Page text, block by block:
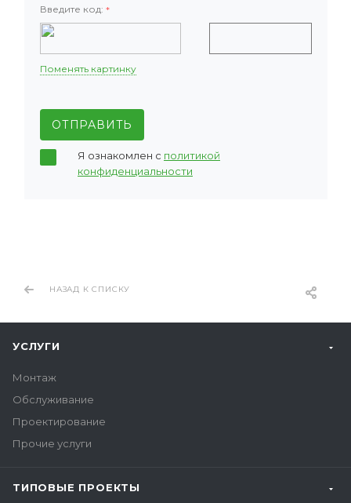
Введите код: *
Поменять картинку
ОТПРАВИТЬ
Я ознакомлен с политикой
конфиденциальности
НАЗАД К СПИСКУ
УСЛУГИ
Монтаж
Обслуживание
Проектирование
Прочие услуги
ТИПОВЫЕ ПРОЕКТЫ